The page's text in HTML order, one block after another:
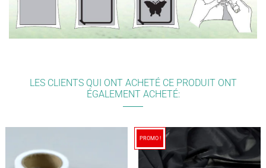
LES CLIENTS QUI ONT ACHETÉ CE PRODUIT ONT
ÉGALEMENT ACHETÉ:
PROMO !